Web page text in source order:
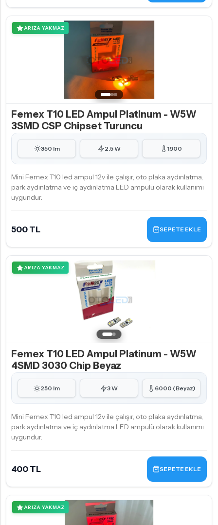
ARIZA YAKMAZ
Femex T10 LED Ampul Platinum - W5W
3SMD CSP Chipset Turuncu
350 lm 2.5 W 1900
Mini Femex T10 led ampul 12v ile çalışır, oto plaka aydınlatma,
park aydınlatma ve iç aydınlatma LED ampulü olarak kullanımı
uygundur.
500 TL SEPETE EKLE
ARIZA YAKMAZ
Femex T10 LED Ampul Platinum - W5W
4SMD 3030 Chip Beyaz
250 lm 3 W 6000 (Beyaz)
Mini Femex T10 led ampul 12v ile çalışır, oto plaka aydınlatma,
park aydınlatma ve iç aydınlatma LED ampulü olarak kullanımı
uygundur.
400 TL SEPETE EKLE
ARIZA YAKMAZ